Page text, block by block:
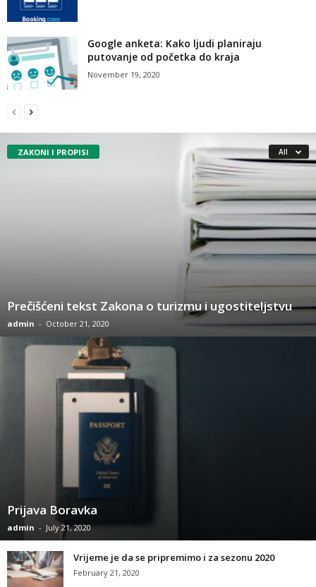
Google anketa: Kako ljudi planiraju
putovanje od početka do kraja
November 19, 2020
ZAKONI I PROPISI All
Prečišćeni tekst Zakona o turizmu i ugostiteljstvu
admin - October 21, 2020
Prijava Boravka
admin - July 21, 2020
Vrijeme je da se pripremimo i za sezonu 2020
February 21, 2020